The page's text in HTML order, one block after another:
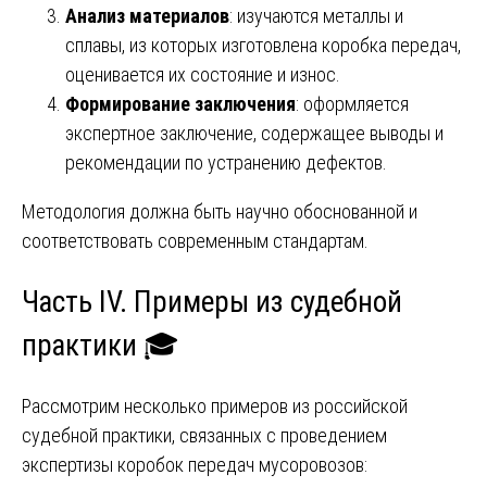
Анализ материалов: изучаются металлы и
сплавы, из которых изготовлена коробка передач,
оценивается их состояние и износ.
Формирование заключения: оформляется
экспертное заключение, содержащее выводы и
рекомендации по устранению дефектов.
Методология должна быть научно обоснованной и
соответствовать современным стандартам.
Часть IV. Примеры из судебной
практики 🎓
Рассмотрим несколько примеров из российской
судебной практики, связанных с проведением
экспертизы коробок передач мусоровозов: